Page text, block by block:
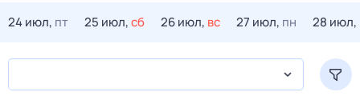
24 июл, пт 25 июл,сб 26 июл, вс 27 июл, пн 28 июл,